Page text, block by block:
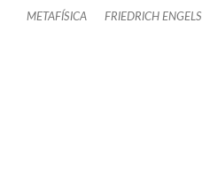
METAFÍSICA FRIEDRICH ENGELS